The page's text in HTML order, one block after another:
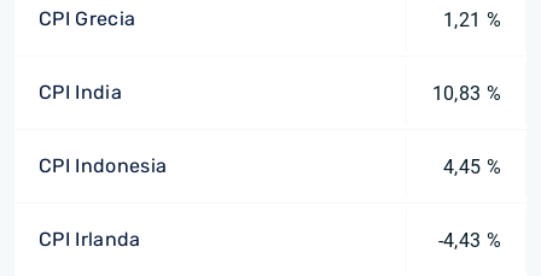
CPI Grecia 1,21 %
CPI India 10,83 %
CPI Indonesia 4,45 %
CPI Irlanda -4,43 %